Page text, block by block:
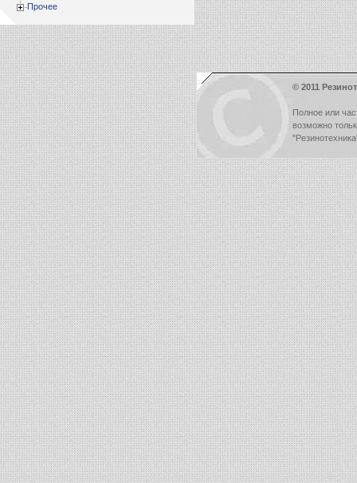
Прочее
© 2011
Полное или
возможно